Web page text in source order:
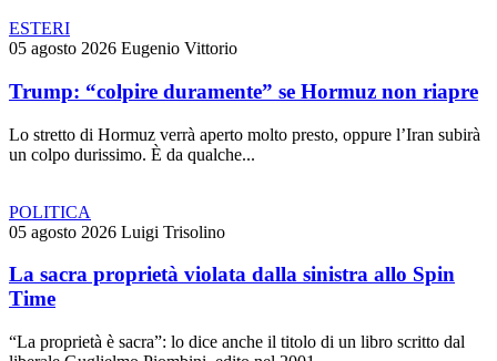
ESTERI
05 agosto 2026 Eugenio Vittorio
Trump: “colpire duramente” se Hormuz non riapre
Lo stretto di Hormuz verrà aperto molto presto, oppure l’Iran subirà
un colpo durissimo. È da qualche...
POLITICA
05 agosto 2026 Luigi Trisolino
La sacra proprietà violata dalla sinistra allo Spin
Time
“La proprietà è sacra”: lo dice anche il titolo di un libro scritto dal